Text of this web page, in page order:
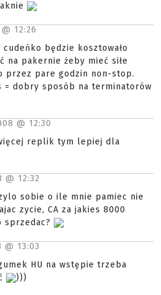
12:26
będzie kosztowało
na pakernie żeby mieć siłe
przez pare godzin non-stop.
= dobry sposób na terminatorów
@ 12:30
replik tym lepiej dla
@ 12:32
sobie o ile mnie pamiec nie
zycie, CA za jakies 8000
sprzedac?
@ 13:03
HU na wstępie trzeba
)))